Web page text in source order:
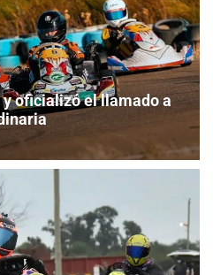
oficializó el llamado a